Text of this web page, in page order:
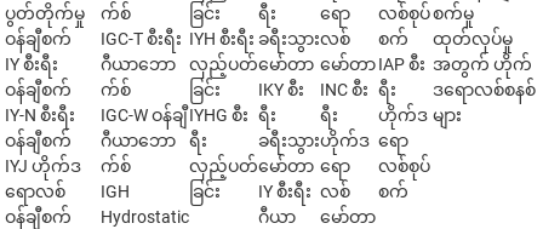
ပွတ်တိုက်မှု
ဝန်ချီစက်
IY စီးရီး
ဝန်ချီစက်
IY-N စီးရီး
ဝန်ချီစက်
IYJ ဟိုက်ဒ
ရောလစ်
ဝန်ချီစက်
က်စ်
IGC-T စီးရီး
ဂီယာဘော
က်စ်
IGC-W ဝန်ချီ
ဂီယာဘော
က်စ်
IGH
Hydrostatic
ခြင်း
IYH စီးရီး
လှည့်ပတ်
ခြင်း
IYHG စီး
ရီး
လှည့်ပတ်
ခြင်း
ရီး
ခရီးသွား
မော်တာ
IKY စီး
ရီး
ခရီးသွား
မော်တာ
IY စီးရီး
ဂီယာ
ရော
လစ်
မော်တာ
INC စီး
ရီး
ဟိုက်ဒ
ရော
လစ်
မော်တာ
လစ်စုပ်
စက်
IAP စီး
ရီး
ဟိုက်ဒ
ရော
လစ်စုပ်
စက်
စက်မှု
ထုတ်လုပ်မှု
အတွက် ဟိုက်
ဒရောလစ်စနစ်
များ